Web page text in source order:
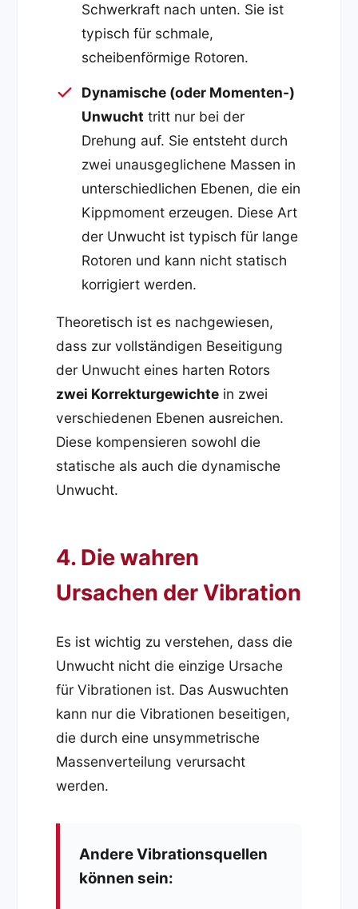
Schwerkraft nach unten. Sie ist
typisch für schmale,
scheibenförmige Rotoren.
Dynamische (oder Momenten-)
Unwucht tritt nur bei der
Drehung auf. Sie entsteht durch
zwei unausgeglichene Massen in
unterschiedlichen Ebenen, die ein
Kippmoment erzeugen. Diese Art
der Unwucht ist typisch für lange
Rotoren und kann nicht statisch
korrigiert werden.
Theoretisch ist es nachgewiesen,
dass zur vollständigen Beseitigung
der Unwucht eines harten Rotors
zwei Korrekturgewichte in zwei
verschiedenen Ebenen ausreichen.
Diese kompensieren sowohl die
statische als auch die dynamische
Unwucht.
4. Die wahren
Ursachen der Vibration
Es ist wichtig zu verstehen, dass die
Unwucht nicht die einzige Ursache
für Vibrationen ist. Das Auswuchten
kann nur die Vibrationen beseitigen,
die durch eine unsymmetrische
Massenverteilung verursacht
werden.
Andere Vibrationsquellen
können sein: